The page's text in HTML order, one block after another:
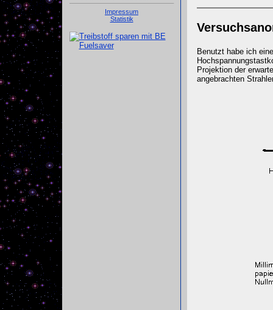
Impressum
Statistik
Benutzt habe ich
Projektion der
angebrachten